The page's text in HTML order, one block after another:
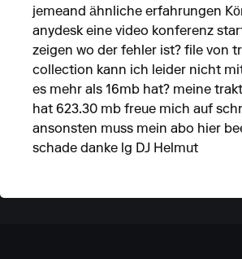
jemeand ähnliche erfahrungen
anydesk eine video konferenz
zeigen wo der fehler ist? file von
collection kann ich leider nicht
es mehr als 16mb hat? meine
hat 623.30 mb freue mich auf
ansonsten muss mein abo hier
schade danke lg DJ Helmut